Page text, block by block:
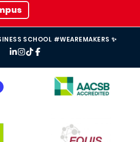
SCHOOL #WEAREMAKERS ✨